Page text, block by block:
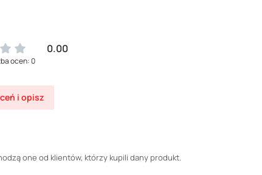
0.00
ocen: 0
i opisz
one od klientów, którzy kupili dany produkt.